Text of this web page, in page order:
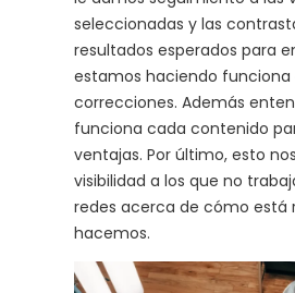
seleccionadas y las
resultados esperados para
estamos haciendo funciona
correcciones. Además
funciona cada contenido
ventajas. Por último, esto
visibilidad a los que no
redes acerca de cómo está
hacemos.